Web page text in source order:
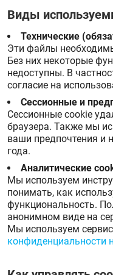
Виды
Технические
Эти файлы
Без них некоторые
недоступны. В
согласие на
Сессионные и
Сессионные cookie
браузера. Также мы
ваши предпочтения и
года.
Аналитические
Мы используем
понимать, как
функциональность.
анонимном виде на
Мы используем
конфиденциальности